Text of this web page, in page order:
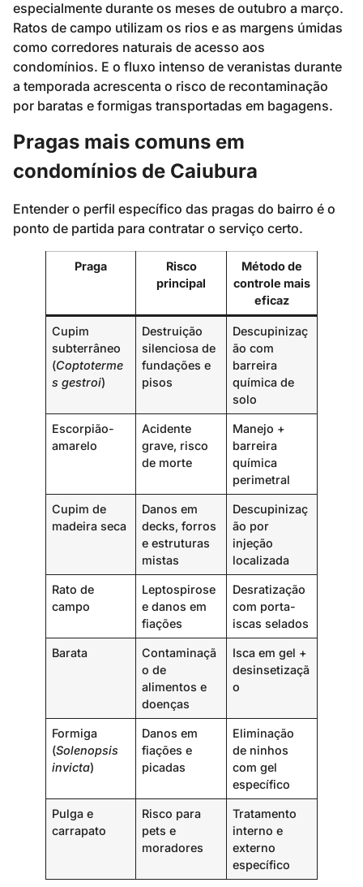
especialmente durante os meses de outubro a março.
Ratos de campo utilizam os rios e as margens úmidas
como corredores naturais de acesso aos
condomínios. E o fluxo intenso de veranistas durante
a temporada acrescenta o risco de recontaminação
por baratas e formigas transportadas em bagagens.
Pragas mais comuns em
condomínios de Caiubura
Entender o perfil específico das pragas do bairro é o
ponto de partida para contratar o serviço certo.
Praga
Risco
principal
Método de
controle mais
eficaz
Cupim
subterrâneo
(Coptoterme
s gestroi)
Destruição
silenciosa de
fundações e
pisos
Descupinizaç
ão com
barreira
química de
solo
Escorpião-
amarelo
Acidente
grave, risco
de morte
Manejo +
barreira
química
perimetral
Cupim de
madeira seca
Danos em
decks, forros
e estruturas
mistas
Descupinizaç
ão por
injeção
localizada
Rato de
campo
Leptospirose
e danos em
fiações
Desratização
com porta-
iscas selados
Barata
Contaminaçã
o de
alimentos e
doenças
Isca em gel +
desinsetizaçã
o
Formiga
(Solenopsis
invicta)
Danos em
fiações e
picadas
Eliminação
de ninhos
com gel
específico
Pulga e
carrapato
Risco para
pets e
moradores
Tratamento
interno e
externo
específico